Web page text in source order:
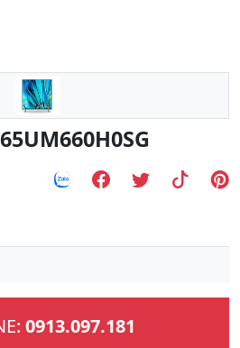
0913.097.181